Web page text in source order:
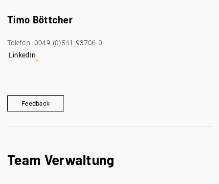
Timo Böttcher
Telefon: 0049 (0)541 93706-0
LinkedIn
Feedback
Team Verwaltung